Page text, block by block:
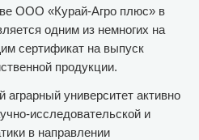
ООО «Курай-Агро плюс» в
одним из немногих на
сертификат на выпуск
продукции.
аграрный университет активно
исследовательской и
в направлении